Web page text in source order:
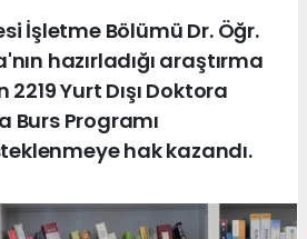
İşletme Bölümü Dr. Öğr.
hazırladığı araştırma
2219 Yurt Dışı Doktora
Burs Programı
hak kazandı.